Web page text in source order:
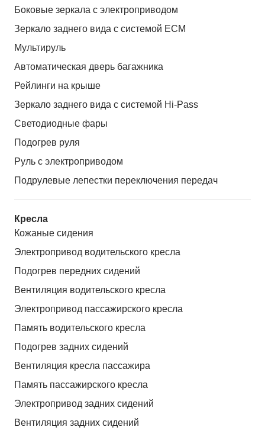
Боковые зеркала с электроприводом
Зеркало заднего вида с системой ЕСМ
Мультируль
Автоматическая дверь багажника
Рейлинги на крыше
Зеркало заднего вида с системой Hi-Pass
Светодиодные фары
Подогрев руля
Руль с электроприводом
Подрулевые лепестки переключения передач
Кресла
Кожаные сидения
Электропривод водительского кресла
Подогрев передних сидений
Вентиляция водительского кресла
Электропривод пассажирского кресла
Память водительского кресла
Подогрев задних сидений
Вентиляция кресла пассажира
Память пассажирского кресла
Электропривод задних сидений
Вентиляция задних сидений